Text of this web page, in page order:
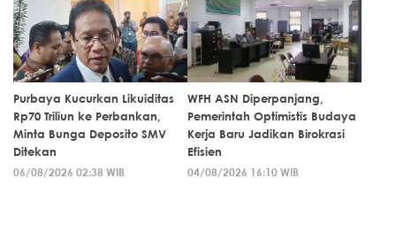
Purbaya Kucurkan Likuiditas
Rp70 Triliun ke Perbankan,
Minta Bunga Deposito SMV
Ditekan
06/08/2026 02:38 WIB
WFH ASN Diperpanjang,
Pemerintah Optimistis Budaya
Kerja Baru Jadikan Birokrasi
Efisien
04/08/2026 16:10 WIB